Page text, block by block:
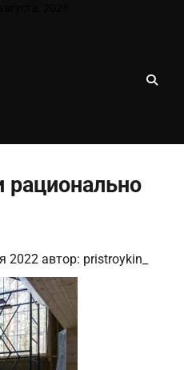
рационально
2022 автор: pristroykin_